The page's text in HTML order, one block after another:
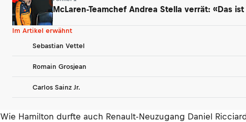
McLaren-Teamchef Andrea Stella verrät: «Das
Im Artikel erwähnt
Sebastian Vettel
Romain Grosjean
Carlos Sainz Jr.
Wie Hamilton durfte auch Renault-Neuzugang Daniel